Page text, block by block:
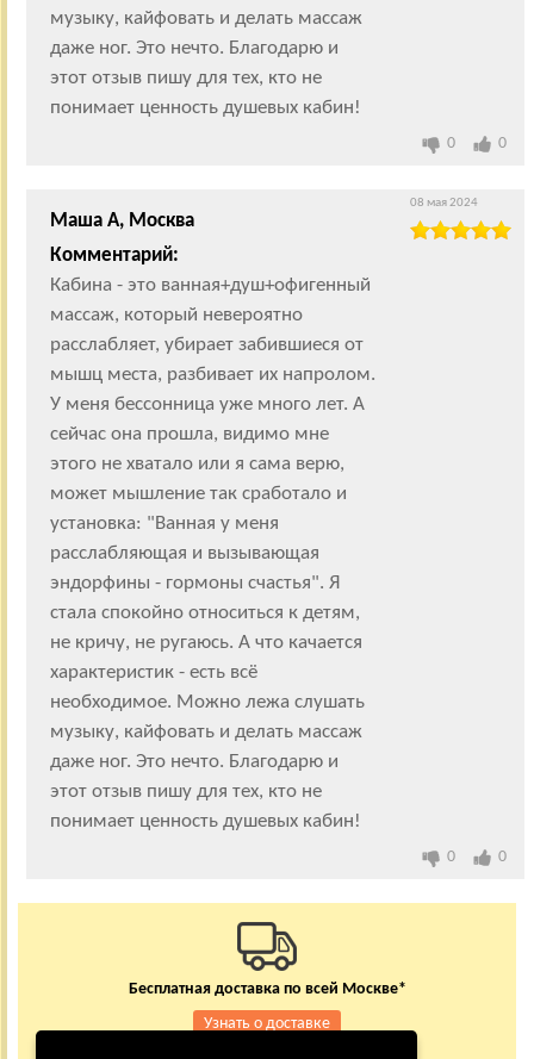
музыку, кайфовать и делать массаж
даже ног. Это нечто. Благодарю и
этот отзыв пишу для тех, кто не
понимает ценность душевых кабин!
0 0
Маша А, Москва
Комментарий:
Кабина - это ванная+душ+офигенный
массаж, который невероятно
расслабляет, убирает забившиеся от
мышц места, разбивает их напролом.
У меня бессонница уже много лет. А
сейчас она прошла, видимо мне
этого не хватало или я сама верю,
может мышление так сработало и
установка: "Ванная у меня
расслабляющая и вызывающая
эндорфины - гормоны счастья". Я
стала спокойно относиться к детям,
не кричу, не ругаюсь. А что качается
характеристик - есть всё
необходимое. Можно лежа слушать
музыку, кайфовать и делать массаж
даже ног. Это нечто. Благодарю и
этот отзыв пишу для тех, кто не
понимает ценность душевых кабин!
08 мая 2024
0 0
Бесплатная доставка по всей Москве*
Узнать о доставке